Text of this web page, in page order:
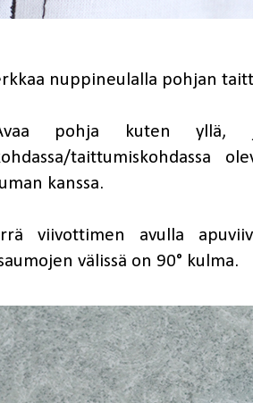
nuppineulalla pohjan
pohja kuten yllä,
taittumiskohdassa
kanssa.
viivottimen avulla
välissä on 90° kulma.